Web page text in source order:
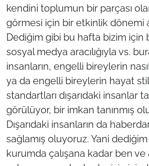
kendini toplumun bir parçası
görmesi için bir etkinlik dönemi
Dediğim gibi bu hafta bizim için
sosyal medya aracılığıyla vs.
insanların, engelli bireylerin
ya da engelli bireylerin hayat
standartları dışarıdaki insanlar
görülüyor, bir imkan tanınmış
Dışarıdaki insanların da
sağlamış oluyoruz. Yani
kurumda çalışana kadar ben ve